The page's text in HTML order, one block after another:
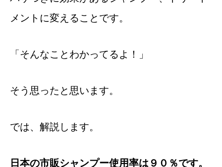
メントに変えることです。
「そんなことわかってるよ！」
そう思ったと思います。
では、解説します。
日本の市販シャンプー使用率は９０％です。